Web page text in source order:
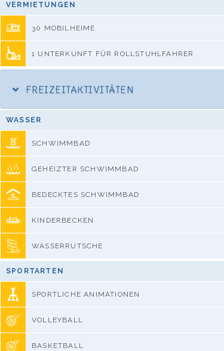
VERMIETUNGEN
30 MOBILHEIME
1 UNTERKUNFT FÜR ROLLSTUHLFAHRER
FREIZEITAKTIVITÄTEN
WASSER
SCHWIMMBAD
GEHEIZTER SCHWIMMBAD
BEDECKTES SCHWIMMBAD
KINDERBECKEN
WASSERRUTSCHE
SPORTARTEN
SPORTLICHE ANIMATIONEN
VOLLEYBALL
BASKETBALL